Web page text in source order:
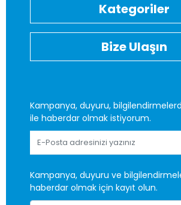
Kategoriler
Bize Ulaşın
Kampanya, duyuru,
ile haberdar olmak istiyorum.
Kampanya, duyuru ve
haberdar olmak için kayıt olun.